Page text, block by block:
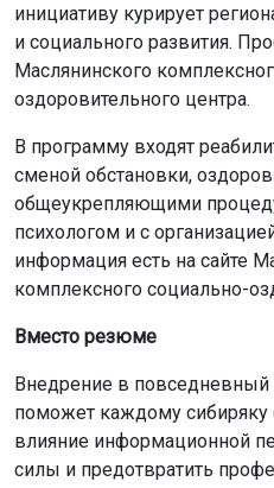
инициативу курирует
и социального развития.
Маслянинского
оздоровительного центра.
В программу входят
сменой обстановки,
общеукрепляющими
психологом и с
информация есть на сайте
комплексного социально-
Вместо резюме
Внедрение в повседневный
поможет каждому сибиряку
влияние информационной
силы и предотвратить